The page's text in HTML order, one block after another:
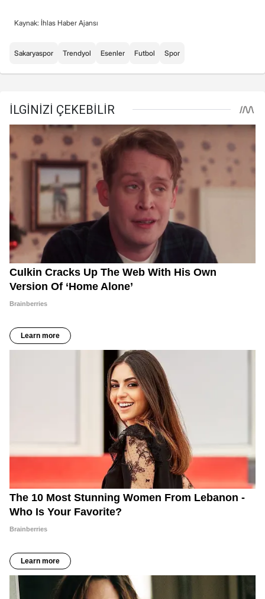
Kaynak: İhlas Haber Ajansı
Sakaryaspor Trendyol Esenler Futbol Spor